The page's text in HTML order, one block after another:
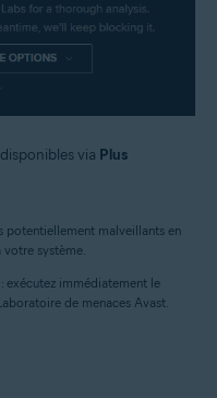
via Plus
potentiellement malveillants en
votre système.
exécutez immédiatement le
de menaces Avast.